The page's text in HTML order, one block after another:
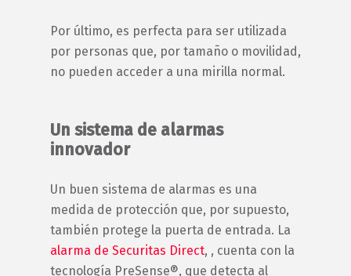
Por último, es perfecta para ser utilizada
por personas que, por tamaño o movilidad,
no pueden acceder a una mirilla normal.
Un sistema de alarmas
innovador
Un buen sistema de alarmas es una
medida de protección que, por supuesto,
también protege la puerta de entrada. La
alarma de Securitas Direct, , cuenta con la
tecnología PreSense®, que detecta al